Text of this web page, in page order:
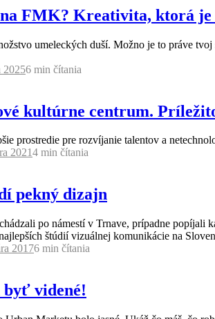
FMK? Kreativita, ktorá
umeleckých duší. Možno je to práve
20256 min čítania
kultúrne centrum.
prostredie pre rozvíjanie talentov a
20214 min čítania
pekný dizajn
po námestí v Trnave, prípadne
štúdií vizuálnej komunikácie na
20176 min čítania
byť videné!